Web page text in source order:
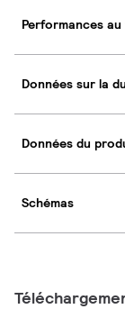
Performances
Données sur la
Données du
Schémas